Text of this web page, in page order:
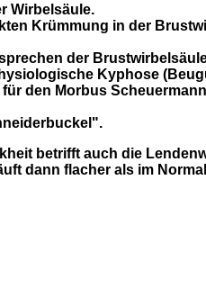
Wirbelsäule.
Krümmung in der
der
Kyphose
den Morbus
betrifft auch die
dann flacher als im